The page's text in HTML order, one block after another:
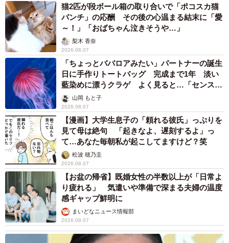
客とねこわらびさんの値段交渉のやり取り（提供画像）
ーー値下げ交渉の後、ダイレクトメッセージが送れなくな
っています。
猫2匹が段ボール箱の取り合いで「ポコスカ猫
パンチ」の応酬 その後の心温まる結末に「愛
～！」「おばちゃん泣きそうや…」
梨木 香奈
2026.08.07
「ちょっとババロアみたい」パートナーの誕生
日に手作りトートバッグ 完成まで1年 淡い
藍染めに漂うクラゲ よく見ると…「センスす
ごい」山岡 もと子
2026.08.07
【漫画】大学生息子の「頼れる彼氏」っぷりを
見て母は絶句 「起きなよ、遅刻するよ」っ
て…あなた毎朝私が起こしてますけど？笑
松波 穂乃圭
2026.08.07
【お盆の帰省】既婚女性の半数以上が「日常よ
り疲れる」 気遣いや準備で深まる夫婦の温度
感ギャップ鮮明に
まいどなニュース情報部
2026.08.07